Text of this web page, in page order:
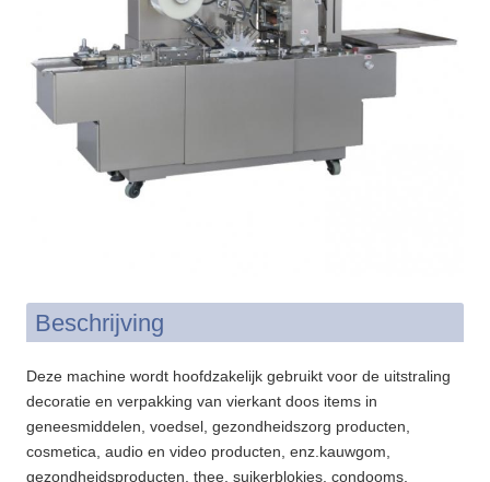
Beschrijving
Deze machine wordt hoofdzakelijk gebruikt voor de uitstraling
decoratie en verpakking van vierkant doos items in
geneesmiddelen, voedsel, gezondheidszorg producten,
cosmetica, audio en video producten, enz.kauwgom,
gezondheidsproducten, thee, suikerblokjes, condooms,